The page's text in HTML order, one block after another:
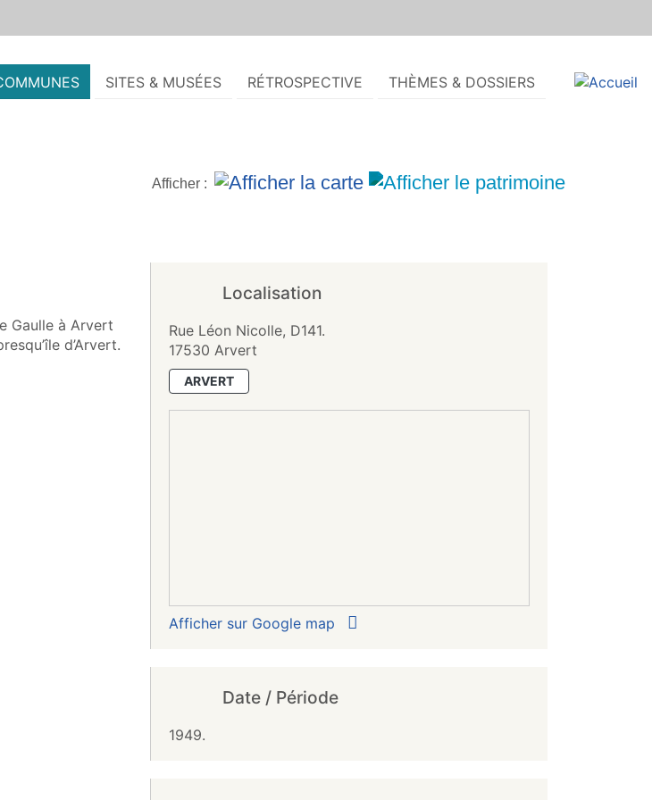
SITES & MUSÉES RÉTROSPECTIVE THÈMES & DOSSIERS
Afficher :
Gaulle à Arvert
d’Arvert.
Localisation
Rue Léon Nicolle, D141.
17530 Arvert
ARVERT
Afficher sur Google map
Date / Période
1949.